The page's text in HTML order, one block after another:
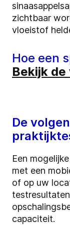
zichtbaar
vloeistof
Hoe een
Bekijk de
De
Een
met een
of op uw
capaciteit.